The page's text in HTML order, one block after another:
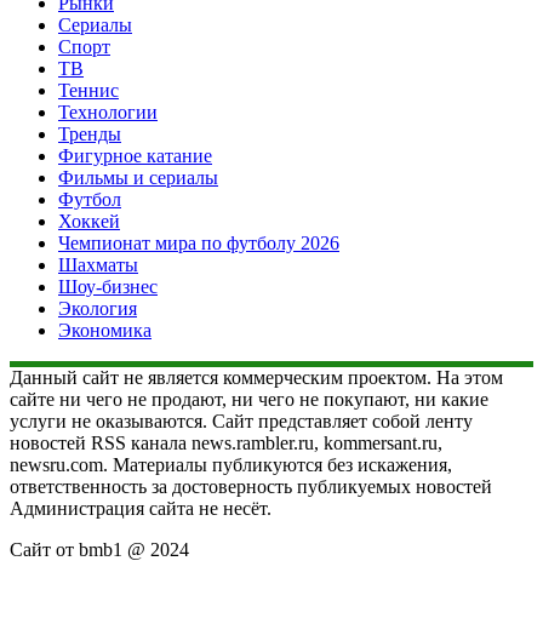
Сериалы
Спорт
ТВ
Теннис
Технологии
Тренды
Фигурное катание
Фильмы и сериалы
Футбол
Хоккей
Чемпионат мира по футболу 2026
Шахматы
Шоу-бизнес
Экология
Экономика
Данный сайт не является коммерческим проектом. На этом
сайте ни чего не продают, ни чего не покупают, ни какие
услуги не оказываются. Сайт представляет собой ленту
новостей RSS канала news.rambler.ru, kommersant.ru,
newsru.com. Материалы публикуются без искажения,
ответственность за достоверность публикуемых новостей
Администрация сайта не несёт.
Сайт от bmb1 @ 2024